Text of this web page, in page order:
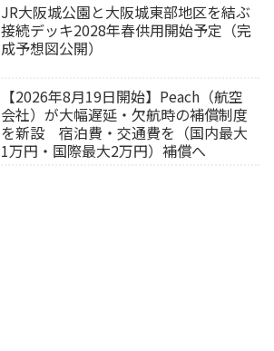
JR大阪城公園と大阪城東部地区を結ぶ
接続デッキ2028年春供用開始予定（完
成予想図公開）
【2026年8月19日開始】Peach（航空
会社）が大幅遅延・欠航時の補償制度
を新設 宿泊費・交通費を（国内最大
1万円・国際最大2万円）補償へ